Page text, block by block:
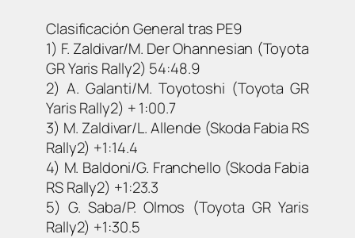
Clasificación General tras PE9
1) F. Zaldivar/M. Der Ohannesian (Toyota
GR Yaris Rally2) 54:48.9
2) A. Galanti/M. Toyotoshi (Toyota GR
Yaris Rally2) + 1:00.7
3) M. Zaldivar/L. Allende (Skoda Fabia RS
Rally2) +1:14.4
4) M. Baldoni/G. Franchello (Skoda Fabia
RS Rally2) +1:23.3
5) G. Saba/P. Olmos (Toyota GR Yaris
Rally2) +1:30.5